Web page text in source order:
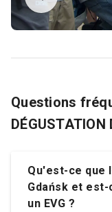
Questions
DÉGUSTATION
Qu'est-ce que
Gdańsk et
un EVG ?